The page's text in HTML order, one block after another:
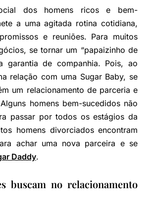
dos homens ricos e bem-
a uma agitada rotina cotidiana,
e reuniões. Para muitos
se tornar um “papaizinho de
garantia de companhia. Pois, ao
relação com uma Sugar Baby, se
um relacionamento de parceria e
homens bem-sucedidos não
passar por todos os estágios da
homens divorciados encontram
achar uma nova parceira e se
Daddy.
buscam no relacionamento